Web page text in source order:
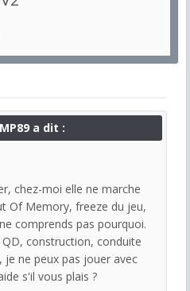
a dit :
chez-moi elle ne marche
Of Memory, freeze du jeu,
comprends pas pourquoi.
construction, conduite
ne peux pas jouer avec
s'il vous plais ?